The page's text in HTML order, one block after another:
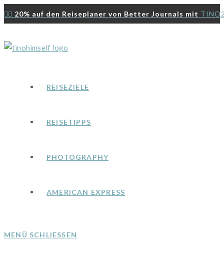
Zum
Inhalt
👉🏻 20% auf den Reiseplaner von Better Journals mit
REISEZIELE
REISETIPPS
PHOTOGRAPHY
AMERICAN EXPRESS
MENÜ SCHLIESSEN